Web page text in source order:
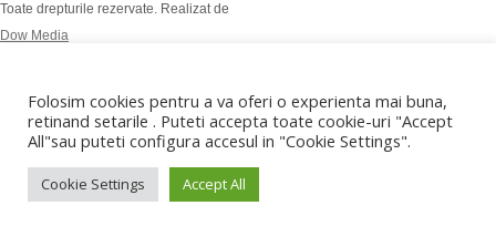
Toate drepturile rezervate. Realizat de
Dow Media
Mob: 0732 / 970 192
office@tradedesign.ro ,
vanzari@tradedesign.ro
Folosim cookies pentru a va oferi o experienta mai buna,
retinand setarile . Puteti accepta toate cookie-uri "Accept
All"sau puteti configura accesul in "Cookie Settings".
Cookie Settings Accept All